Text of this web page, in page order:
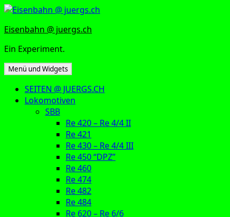
Zum
springen
Eisenbahn @ juergs.ch
Ein Experiment.
Menü und Widgets
SEITEN @ JUERGS.CH
Lokomotiven
SBB
Re 420 – Re 4/4 II
Re 421
Re 430 – Re 4/4 III
Re 450 “DPZ”
Re 460
Re 474
Re 482
Re 484
Re 620 – Re 6/6